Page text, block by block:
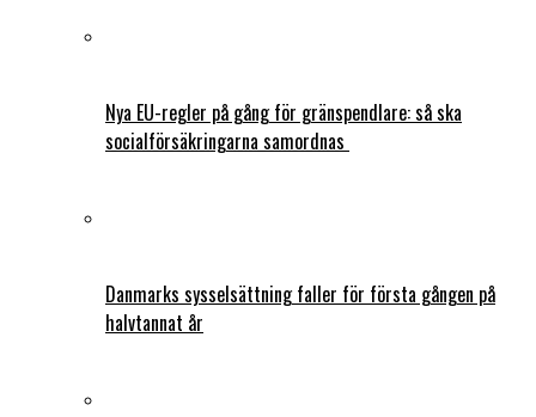
Nya EU-regler på gång för gränspendlare: så ska
socialförsäkringarna samordnas
Danmarks sysselsättning faller för första gången på
halvtannat år